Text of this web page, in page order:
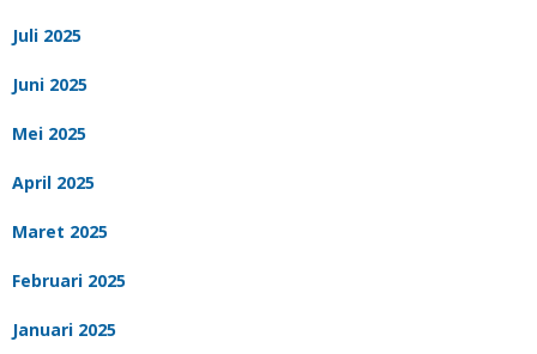
Juli 2025
Juni 2025
Mei 2025
April 2025
Maret 2025
Februari 2025
Januari 2025